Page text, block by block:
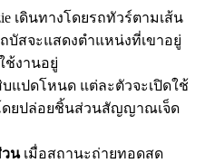
เดินทางโดยรถทัวร์ตามเส้น
บัสจะแสดงตำแหน่งที่เขาอยู่
งานอยู่
แปดโหนด แต่ละตัวจะเปิดใช้
โดยปล่อยชิ้นส่วนสัญญาณเจ็ด
นเมื่อสถานะถ่ายทอดสด